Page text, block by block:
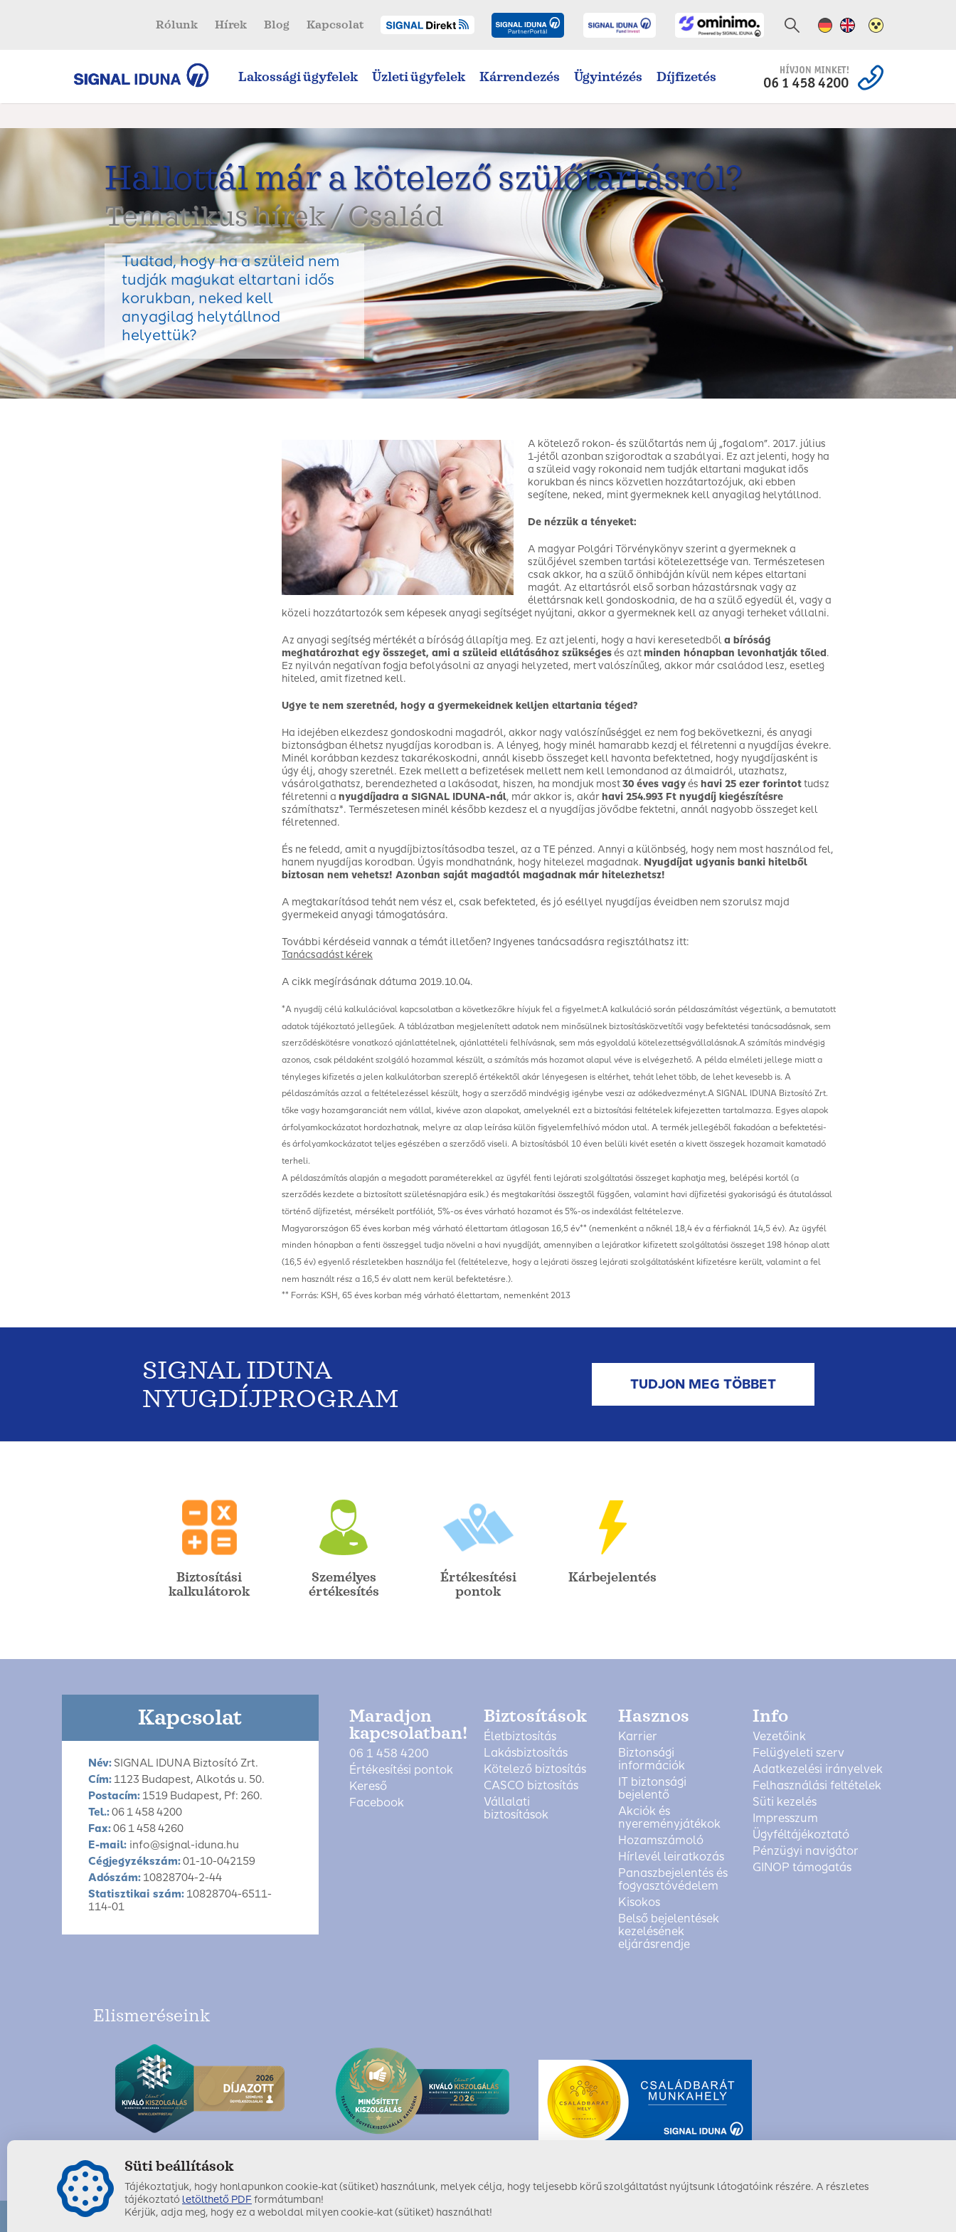
Rólunk Hírek Blog Kapcsolat Német változat
Angol változat
Lakossági ügyfelek Üzleti ügyfelek Kárrendezés Ügyintézés Díjfizetés
Hallottál már a kötelező szülőtartásról?
Tematikus hírek / Család
Tudtad, hogy ha a szüleid nem
tudják magukat eltartani idős
korukban, neked kell
anyagilag helytállnod
helyettük?
A kötelező rokon- és szülőtartás nem új „fogalom”. 2017. július
1-jétől azonban szigorodtak a szabályai. Ez azt jelenti, hogy ha
a szüleid vagy rokonaid nem tudják eltartani magukat idős
korukban és nincs közvetlen hozzátartozójuk, aki ebben
segítene, neked, mint gyermeknek kell anyagilag helytállnod.
De nézzük a tényeket:
A magyar Polgári Törvénykönyv szerint a gyermeknek a
szülőjével szemben tartási kötelezettsége van. Természetesen
csak akkor, ha a szülő önhibáján kívül nem képes eltartani
magát. Az eltartásról első sorban házastársnak vagy az
élettársnak kell gondoskodnia, de ha a szülő egyedül él, vagy a
közeli hozzátartozók sem képesek anyagi segítséget nyújtani, akkor a gyermeknek kell az anyagi terheket vállalni.
Az anyagi segítség mértékét a bíróság állapítja meg. Ez azt jelenti, hogy a havi keresetedbőla bíróság
meghatározhat egy összeget, ami a szüleid ellátásához szükségesés aztminden hónapban levonhatják tőled.
Ez nyilván negatívan fogja befolyásolni az anyagi helyzeted, mert valószínűleg, akkor már családod lesz, esetleg
hiteled, amit fizetned kell.
Ugye te nem szeretnéd, hogy a gyermekeidnek kelljen eltartania téged?
Ha idejében elkezdesz gondoskodni magadról, akkor nagy valószínűséggel ez nem fog bekövetkezni, és anyagi
biztonságban élhetsz nyugdíjas korodban is. A lényeg, hogy minél hamarabb kezdj el félretenni a nyugdíjas évekre.
Minél korábban kezdesz takarékoskodni, annál kisebb összeget kell havonta befektetned, hogy nyugdíjasként is
úgy élj, ahogy szeretnél. Ezek mellett a befizetések mellett nem kell lemondanod az álmaidról, utazhatsz,
vásárolgathatsz, berendezheted a lakásodat, hiszen, ha mondjuk most30 éves vagyés havi 25 ezer forintottudsz
félretenni a nyugdíjadra a SIGNAL IDUNA-nál, már akkor is, akárhavi 254.993 Ft nyugdíj kiegészítésre
számíthatsz*. Természetesen minél később kezdesz el a nyugdíjas jövődbe fektetni, annál nagyobb összeget kell
félretenned.
És ne feledd, amit a nyugdíjbiztosításodba teszel, az a TE pénzed. Annyi a különbség, hogy nem most használod fel,
hanem nyugdíjas korodban. Úgyis mondhatnánk, hogy hitelezel magadnak. Nyugdíjat ugyanis banki hitelből
biztosan nem vehetsz! Azonban saját magadtól magadnak már hitelezhetsz!
A megtakarításod tehát nem vész el, csak befekteted, és jó eséllyel nyugdíjas éveidben nem szorulsz majd
gyermekeid anyagi támogatására.
További kérdéseid vannak a témát illetően? Ingyenes tanácsadásra regisztálhatsz itt:
Tanácsadást kérek
A cikk megírásának dátuma 2019.10.04.
*A nyugdíj célú kalkulációval kapcsolatban a következőkre hívjuk fel a figyelmet:A kalkuláció során példaszámítást végeztünk, a bemutatott
adatok tájékoztató jellegűek. A táblázatban megjelenített adatok nem minősülnek biztosításközvetítői vagy befektetési tanácsadásnak, sem
szerződéskötésre vonatkozó ajánlattételnek, ajánlattételi felhívásnak, sem más egyoldalú kötelezettségvállalásnak.A számítás mindvégig
azonos, csak példaként szolgáló hozammal készült, a számítás más hozamot alapul véve is elvégezhető. A példa elméleti jellege miatt a
tényleges kifizetés a jelen kalkulátorban szereplő értékektől akár lényegesen is eltérhet, tehát lehet több, de lehet kevesebb is. A
példaszámítás azzal a feltételezéssel készült, hogy a szerződő mindvégig igénybe veszi az adókedvezményt.A SIGNAL IDUNA Biztosító Zrt.
tőke vagy hozamgaranciát nem vállal, kivéve azon alapokat, amelyeknél ezt a biztosítási feltételek kifejezetten tartalmazza. Egyes alapok
árfolyamkockázatot hordozhatnak, melyre az alap leírása külön figyelemfelhívó módon utal. A termék jellegéből fakadóan a befektetési-
és árfolyamkockázatot teljes egészében a szerződő viseli. A biztosításból 10 éven belüli kivét esetén a kivett összegek hozamait kamatadó
terheli.
A példaszámítás alapján a megadott paraméterekkel az ügyfél fenti lejárati szolgáltatási összeget kaphatja meg, belépési kortól (a
szerződés kezdete a biztosított születésnapjára esik.) és megtakarítási összegtől függően, valamint havi díjfizetési gyakoriságú és átutalással
történő díjfizetést, mérsékelt portfóliót, 5%-os éves várható hozamot és 5%-os indexálást feltételezve.
Magyarországon 65 éves korban még várható élettartam átlagosan 16,5 év** (nemenként a nőknél 18,4 év a férfiaknál 14,5 év). Az ügyfél
minden hónapban a fenti összeggel tudja növelni a havi nyugdíját, amennyiben a lejáratkor kifizetett szolgáltatási összeget 198 hónap alatt
(16,5 év) egyenlő részletekben használja fel (feltételezve, hogy a lejárati összeg lejárati szolgáltatásként kifizetésre került, valamint a fel
nem használt rész a 16,5 év alatt nem kerül befektetésre.).
** Forrás: KSH, 65 éves korban még várható élettartam, nemenként 2013
SIGNAL IDUNA
NYUGDÍJPROGRAM
TUDJON MEG TÖBBET
Biztosítási
kalkulátorok
Személyes
értékesítés
Értékesítési
pontok
Kárbejelentés
Kapcsolat
Név: SIGNAL IDUNA Biztosító Zrt.
Cím: 1123 Budapest, Alkotás u. 50.
Postacím: 1519 Budapest, Pf: 260.
Tel.:06 1 458 4200
Fax:06 1 458 4260
E-mail: info@signal-iduna.hu
Cégjegyzékszám:01-10-042159
Adószám: 10828704-2-44
Statisztikai szám: 10828704-6511-
114-01
Maradjon
kapcsolatban!
06 1 458 4200
Értékesítési pontok
Kereső
Facebook
Biztosítások
Életbiztosítás
Lakásbiztosítás
Kötelező biztosítás
CASCO biztosítás
Vállalati
biztosítások
Hasznos
Karrier
Biztonsági
információk
IT biztonsági
bejelentő
Akciók és
nyereményjátékok
Hozamszámoló
Hírlevél leiratkozás
Panaszbejelentés és
fogyasztóvédelem
Kisokos
Belső bejelentések
kezelésének
eljárásrendje
Info
Vezetőink
Felügyeleti szerv
Adatkezelési irányelvek
Felhasználási feltételek
Süti kezelés
Impresszum
Ügyféltájékoztató
Pénzügyi navigátor
GINOP támogatás
Elismeréseink
Süti beállítások
Tájékoztatjuk, hogy honlapunkon cookie-kat (sütiket) használunk, melyek célja, hogy teljesebb körű szolgáltatást nyújtsunk látogatóink részére. A részletes
tájékoztató letölthető PDF formátumban!
Kérjük, adja meg, hogy ez a weboldal milyen cookie-kat (sütiket) használhat!